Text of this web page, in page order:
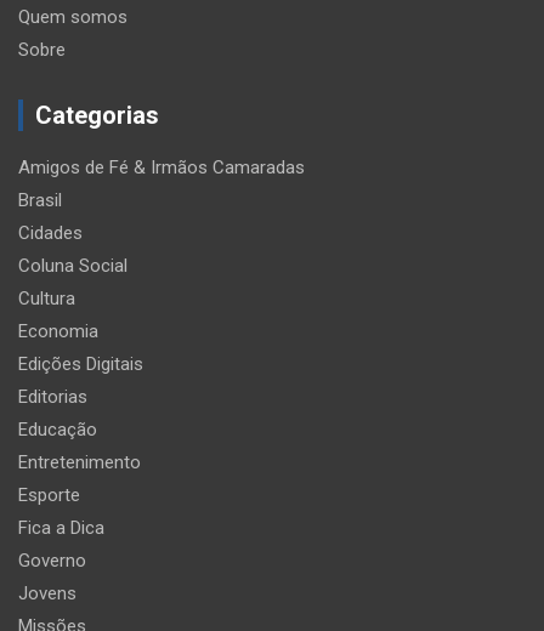
Quem somos
Sobre
Categorias
Amigos de Fé & Irmãos Camaradas
Brasil
Cidades
Coluna Social
Cultura
Economia
Edições Digitais
Editorias
Educação
Entretenimento
Esporte
Fica a Dica
Governo
Jovens
Missões